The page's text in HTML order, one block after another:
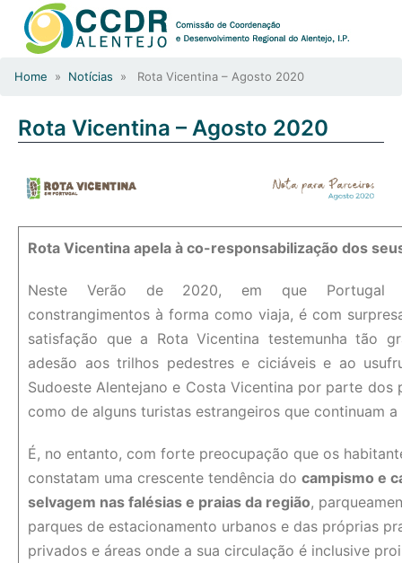
Home » Notícias » Rota Vicentina – Agosto 2020
Rota Vicentina – Agosto 2020
Rota Vicentina apela à co-responsabilização dos
Neste Verão de 2020, em que Portugal
constrangimentos à forma como viaja, é com
satisfação que a Rota Vicentina testemunha tão
adesão aos trilhos pedestres e ciciáveis e ao
Sudoeste Alentejano e Costa Vicentina por parte dos
como de alguns turistas estrangeiros que continuam a
É, no entanto, com forte preocupação que os
constatam uma crescente tendência do campismo e
selvagem nas falésias e praias da região,
parques de estacionamento urbanos e das próprias
privados e áreas onde a sua circulação é inclusive